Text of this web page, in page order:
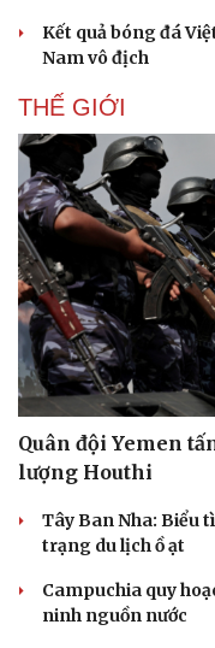
Kết quả bóng đá
Nam vô địch
THẾ GIỚI
Quân đội Yemen
lượng Houthi
Tây Ban Nha: Biểu
trạng du lịch ồ ạt
Campuchia quy
ninh nguồn nước